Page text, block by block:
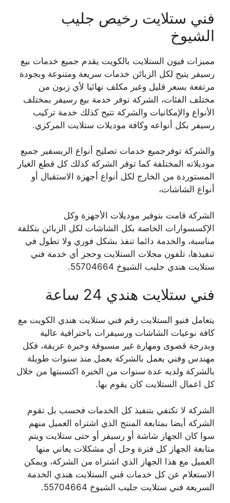
فني ستلايت رخيص جليب
الشيوخ
مميزات فيون الستلايت بالكويت يقدم جميع خدمات بيع
رسيفر يتيح لكل الزبائن خدمات سريعة ومتنوعة وبجودة
مرتفعة بسعر قليل وغير مكلف نهائيا لأي زبون من
مختلف الفئات، الشركة توفر خدمة بيع رسيفر بمختلف
الأنواع والإمكانيات والشركة تتيح كذلك خدمة تركيب
رسيفر بكل أنواعه وكافة موديلات ستلايت المركزي.
والشركة توفرجميع خدمات تصليح أنواع الريسفير جميع
موديلاته المختلفة كما توفر الشركة كذلك كل قطع الغيار
المستوردة من الخارج لكل أنواع أجهزة الاستقبال أو
أنواع الشاشات،
الشركة قامت بتوفير موديلات الأجهزة وكل
الإكسسوارات الخاصة بكل الشاشات لكل الزبائن بتكلفة
مناسبة، والخدمة دائما تنفذ بشكل فوري ولا تطول في
تنفيذها، تلفون مجلات الستلايت وحجز أي خدمة فني
ستلايت هندي جليب الشيوخ 55704664.
فني ستلايت هندي 24 ساعة
يتعامل فنيو الستلايت رقم فني ستلايت هندي الكويت مع
كافة نوعيات الشاشات ورسيفرات باحترافية عالية
وبدرجة قصوى ومهارة غير مسبوقة وخبرة عريقة، فكل
مهندس وفني يعمل بالشركة يعمل منذ سنوات طويلة
بالشركة ولديه عدة سنوات من الخبرة اكتسبتها من خلال
كل اعمال الستلايت كان يقوم بها.
الشركة لا تكتفي بتنفيذ كل الخدمات فحسب بل تقوم
الشركة أيضا بمتابعة المنتج الذي اشتراه العميل منهم
سوا كان الجهاز شاشة أو رسيفر أو حتى ستلايت ويتم
متابعة الجهاز كل فترة وحل أي مشكلات يعاني منها
العميل مع هذا الجهاز الذي اشتراه من الشركة، ويمكن
الاستعلام عن كل خدمات قني الستلايت هندي الخدمة
السريعة فني ستلايت جليب الشيوخ 55704664.